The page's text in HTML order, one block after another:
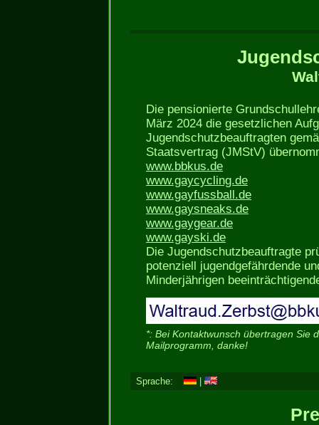
Die pensionierte
März 2024 die gesetzlichen
Jugendschutzbeauftragten
Staatsvertrag (JMStV)
www.bbkus.de
www.gaycycling.de
www.gayfussball.de
www.gaysneaks.de
www.gaygear.de
www.gayski.de
Die Jugendschutzbeauftragte
potenziell jugendgefährdende
Minderjährigen
*: Bei Kontaktwunsch übertragen Sie
Mailprogramm, danke!
Sprache: |